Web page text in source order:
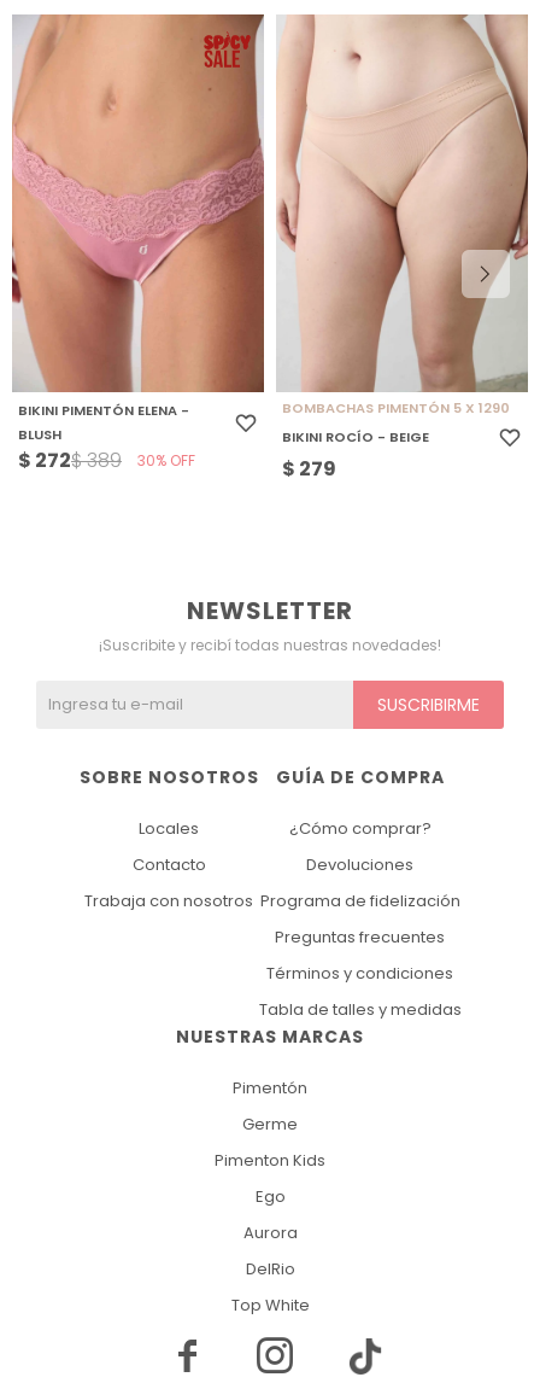
BIKINI PIMENTÓN ELENA -
BLUSH
$ 272$389 30
BOMBACHAS PIMENTÓN 5 X 1290
BIKINI ROCÍO - BEIGE
$ 279
NUESTRAS MARCAS
Pimentón
Germe
Pimenton Kids
Ego
Aurora
DelRio
Top White
GUÍA DE COMPRA
¿Cómo comprar?
Devoluciones
Programa de fidelización
Preguntas frecuentes
Términos y condiciones
Tabla de talles y medidas
SOBRE NOSOTROS
Locales
Contacto
Trabaja con nosotros
NEWSLETTER
¡Suscribite y recibí todas nuestras novedades!
SUSCRIBIRME
 